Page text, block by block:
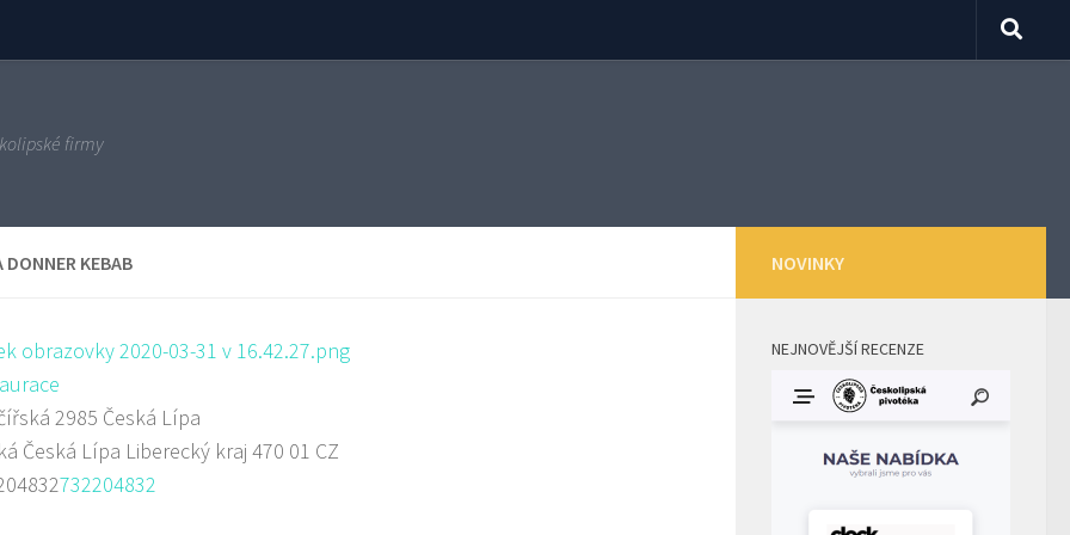
firmy
DONNER KEBAB
2985 Česká Lípa
Česká Lípa Liberecký kraj 470 01 CZ
732204832
NOVINKY
NEJNOVĚJŠÍ RECENZE